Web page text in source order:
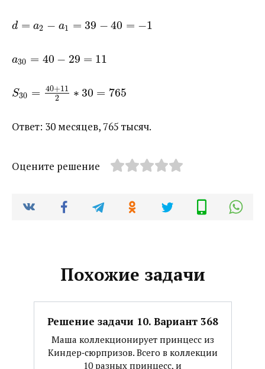
d = a2 − a1 = 39 − 40 = −1
a30 = 40 − 29 = 11
S30 = 40+11
2
∗ 30 = 765
Ответ: 30 месяцев, 765 тысяч.
Оцените решение
Похожие задачи
Решение задачи 10. Вариант 368
Маша коллекционирует принцесс из
Киндер‐сюрпризов. Всего в коллекции
10 разных принцесс, и